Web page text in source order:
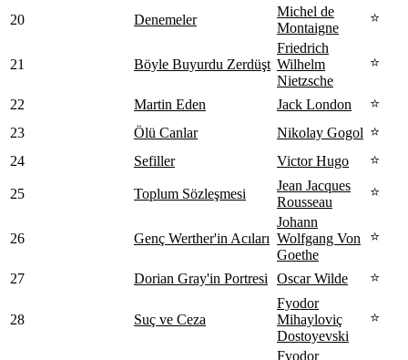
20 Denemeler
Michel de
Montaigne
⭐
21 Böyle Buyurdu Zerdüşt
Friedrich
Wilhelm
Nietzsche
⭐
22 Martin Eden Jack London
⭐
23
Ölü Canlar Nikolay Gogol ⭐
24
Sefiller Victor Hugo ⭐
25 Toplum Sözleşmesi
Jean Jacques
Rousseau
⭐
26 Genç Werther'in Acıları
Johann
Wolfgang Von
Goethe
⭐
27 Dorian Gray'in Portresi Oscar Wilde ⭐
28 Suç ve Ceza
Fyodor
Mihayloviç
Dostoyevski
⭐
Fyodor